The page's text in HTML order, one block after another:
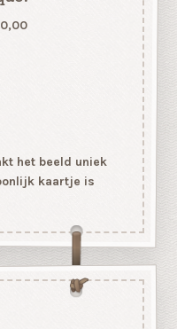
het beeld uniek
kaartje is